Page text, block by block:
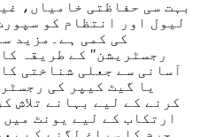
بہت سی حفاظتی خامیاں،
لیول اور انتظام کو
کی کمی ہے۔مزید
رجسٹریشن" کے طریقہ
آسانی سے جعلی شناختی
یا گیٹ کیپر کی
کرنے کے لیے بہانے تلاش
ارتکاب کے لیے یونٹ
جرم کا سراغ لگنے کے